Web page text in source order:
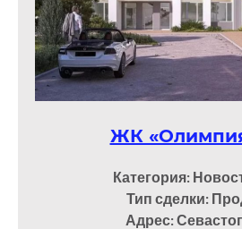
ЖК
Категория:
Тип сделки:
Адрес: